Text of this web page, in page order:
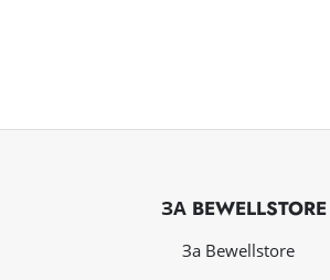
ЗА BEWELLSTORE
За Bewellstore